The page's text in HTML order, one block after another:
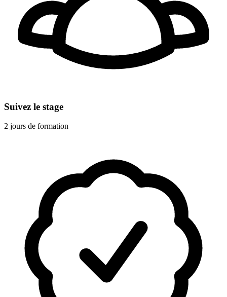
Suivez le stage
2 jours de formation